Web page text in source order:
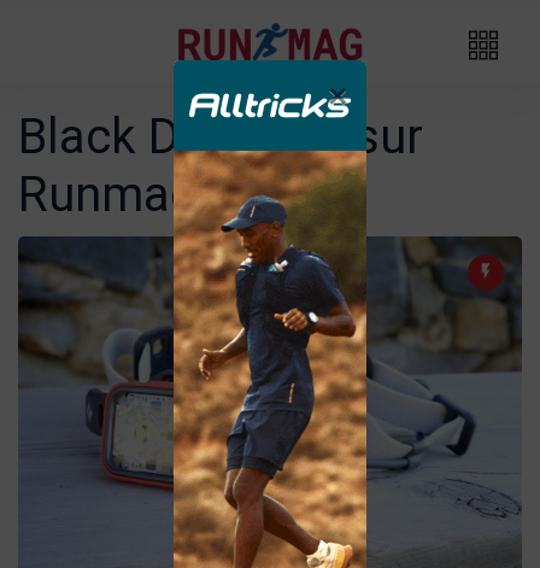
Black Diamond sur
Runmag
×